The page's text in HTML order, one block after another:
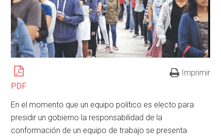
PDF
Imprimir
En el momento que un equipo político es electo para
presidir un gobierno la responsabilidad de la
conformación de un equipo de trabajo se presenta